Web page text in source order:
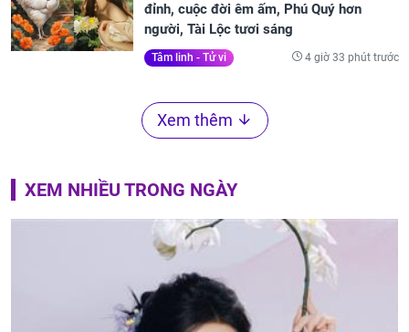
đỉnh, cuộc đời êm ấm, Phú Quý hơn
người, Tài Lộc tươi sáng
Tâm linh - Tử vi 4 giờ 33 phút trước
Xem thêm
XEM NHIỀU TRONG NGÀY